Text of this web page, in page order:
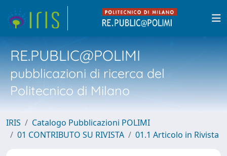
RE.PUBLIC@POLIMI
pubblicazioni di ricerca del
Politecnico di Milano
IRIS
Catalogo Pubblicazioni POLIMI
01 CONTRIBUTO SU RIVISTA
01.1 Articolo in Rivista